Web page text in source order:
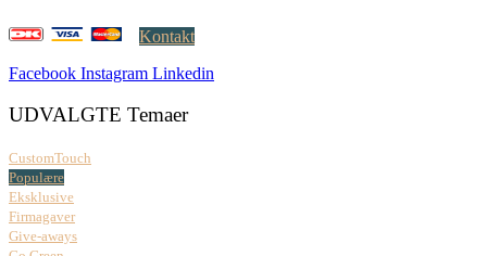
Kontakt
Facebook Instagram Linkedin
UDVALGTE Temaer
CustomTouch
Populære
Eksklusive
Firmagaver
Give-aways